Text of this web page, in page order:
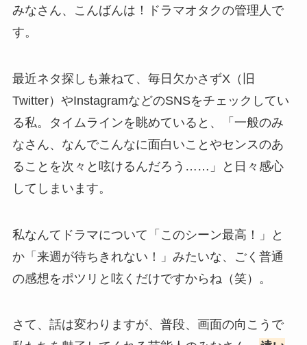
みなさん、こんばんは！ドラマオタクの管理人で
す。
最近ネタ探しも兼ねて、毎日欠かさずX（旧
Twitter）やInstagramなどのSNSをチェックしてい
る私。タイムラインを眺めていると、「一般のみ
なさん、なんでこんなに面白いことやセンスのあ
ることを次々と呟けるんだろう……」と日々感心
してしまいます。
私なんてドラマについて「このシーン最高！」と
か「来週が待ちきれない！」みたいな、ごく普通
の感想をポツリと呟くだけですからね（笑）。
さて、話は変わりますが、普段、画面の向こうで